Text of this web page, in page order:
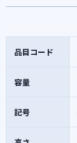
品目コード
容量
記号